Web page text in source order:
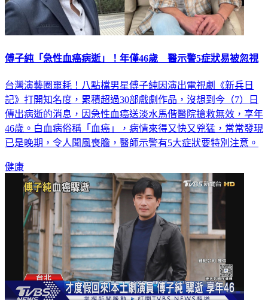
傅子純「急性血癌病逝」！年僅46歲 醫示警5症狀易被忽視
台灣演藝圈噩耗！八點檔男星傅子純因演出電視劇《新兵日
記》打開知名度，累積超過30部戲劇作品，沒想到今（7）日
傳出病逝的消息，因急性血癌送淡水馬偕醫院搶救無效，享年
46歲。白血病俗稱「血癌」，病情來得又快又兇猛，常常發現
已是晚期，令人聞風喪膽，醫師示警有5大症狀要特別注意。
健康